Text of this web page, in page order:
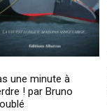
une minute à
! par Bruno